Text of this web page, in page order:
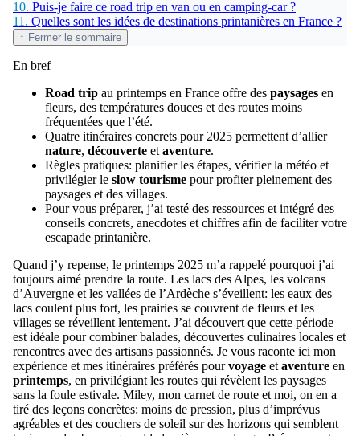
10. Puis-je faire ce road trip en van ou en camping-car ?
11. Quelles sont les idées de destinations printanières en France ?
↑ Fermer le sommaire
En bref
Road trip au printemps en France offre des paysages en
fleurs, des températures douces et des routes moins
fréquentées que l’été.
Quatre itinéraires concrets pour 2025 permettent d’allier
nature, découverte et aventure.
Règles pratiques: planifier les étapes, vérifier la météo et
privilégier le slow tourisme pour profiter pleinement des
paysages et des villages.
Pour vous préparer, j’ai testé des ressources et intégré des
conseils concrets, anecdotes et chiffres afin de faciliter votre
escapade printanière.
Quand j’y repense, le printemps 2025 m’a rappelé pourquoi j’ai
toujours aimé prendre la route. Les lacs des Alpes, les volcans
d’Auvergne et les vallées de l’Ardèche s’éveillent: les eaux des
lacs coulent plus fort, les prairies se couvrent de fleurs et les
villages se réveillent lentement. J’ai découvert que cette période
est idéale pour combiner balades, découvertes culinaires locales et
rencontres avec des artisans passionnés. Je vous raconte ici mon
expérience et mes itinéraires préférés pourvoyage et aventure en
printemps, en privilégiant les routes qui révèlent les paysages
sans la foule estivale. Miley, mon carnet de route et moi, on en a
tiré des leçons concrètes: moins de pression, plus d’imprévus
agréables et des couchers de soleil sur des horizons qui semblent